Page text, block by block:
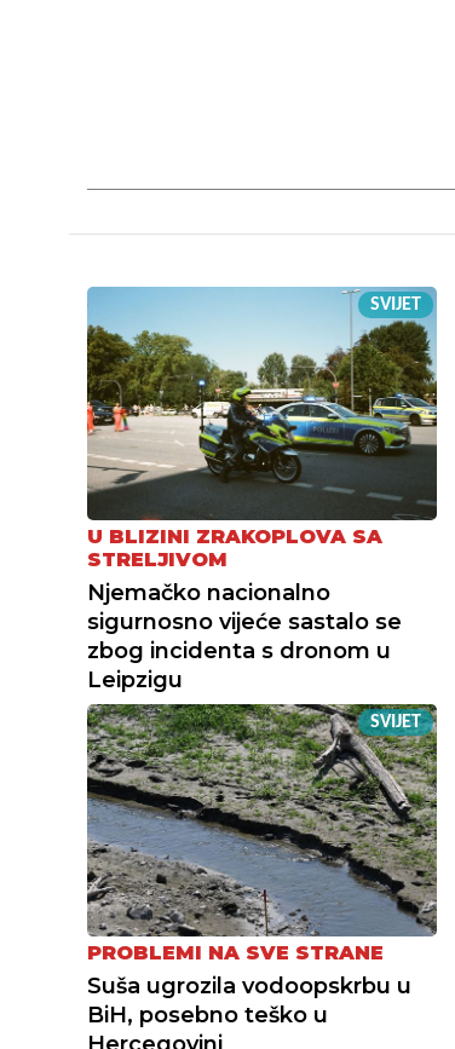
SVIJET
U BLIZINI ZRAKOPLOVA SA
STRELJIVOM
Njemačko nacionalno
sigurnosno vijeće sastalo se
zbog incidenta s dronom u
Leipzigu
SVIJET
PROBLEMI NA SVE STRANE
Suša ugrozila vodoopskrbu u
BiH, posebno teško u